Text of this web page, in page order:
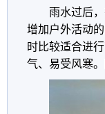
雨水过后
增加户外活动
时比较适合进
气、易受风寒